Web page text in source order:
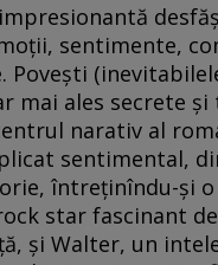
sentimente,
Poveşti
mai ales secrete şi
narativ al
sentimental,
întreţinîndu-şi
star fascinant
şi Walter, un